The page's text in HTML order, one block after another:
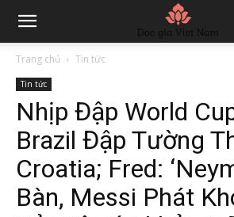
Trang chủ Tin tức
Tin tức
Nhịp Đập World
Brazil Đập Tường
Croatia; Fred:
Bàn, Messi Phát